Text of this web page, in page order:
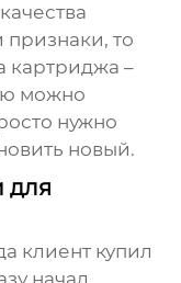
признаки, то
картриджа –
можно
нужно
новый.
для
клиент купил